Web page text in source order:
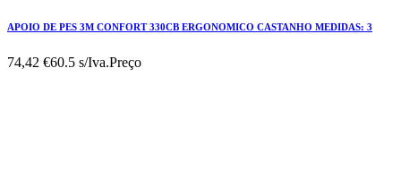
APOIO DE PES 3M CONFORT 330CB ERGONOMICO CASTANHO MEDIDAS: 3
74,42 €60.5 s/Iva.Preço